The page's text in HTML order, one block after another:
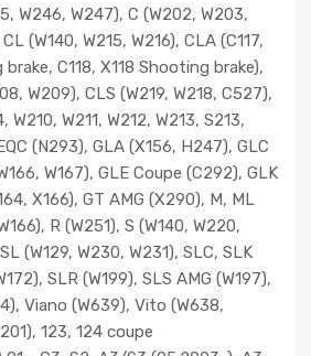
W246, W247), C (W202, W203,
(W140, W215, W216), CLA (C117,
C118, X118 Shooting brake),
W209), CLS (W219, W218, C527),
W210, W211, W212, W213, S213,
(N293), GLA (X156, H247), GLC
W167), GLE Coupe (C292), GLK
X166), GT AMG (X290), M, ML
R (W251), S (W140, W220,
(W129, W230, W231), SLC, SLK
SLR (W199), SLS AMG (W197),
Viano (W639), Vito (W638,
123, 124 coupe